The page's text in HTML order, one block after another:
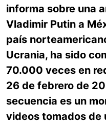
informa sobre una
Vladimir Putin a
país
Ucrania, ha sido
70.000 veces en
26 de febrero de
secuencia es un
videos tomados de